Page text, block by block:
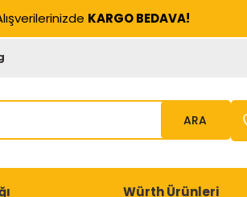
KARGO BEDAVA!
ARA
Würth Ürünleri